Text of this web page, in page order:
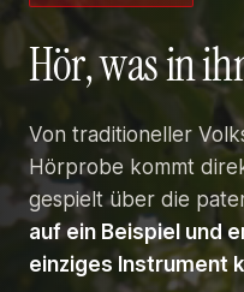
Hör, was in
Von traditioneller
Hörprobe kommt
gespielt über die
auf ein Beispiel und
einziges Instrument